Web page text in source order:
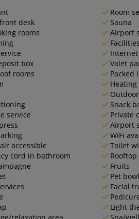
Room
desk Sauna
rooms Airport
Internet
box Valet
rooms Packed
Heating
Snack
service Private
Airport
WiFi
accessible Toilet
cord in bathroom Rooftop
Fruits
Pet
Facial
Light